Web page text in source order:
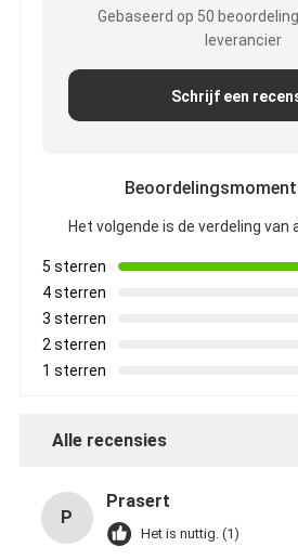
Gebaseerd op 50
leverancier
Schrijf een
Het volgende is de verdeling van
5 sterren
4 sterren
3 sterren
2 sterren
1 sterren
Alle recensies
P
Prasert
Het is nuttig. (1)